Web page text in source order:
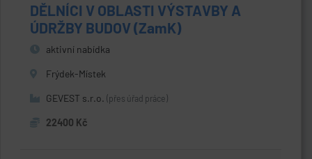
DĚLNÍCI V OBLASTI VÝSTAVBY A
ÚDRŽBY BUDOV (ZamK)
aktivní nabídka
Frýdek-Místek
GEVEST s.r.o. (přes úřad práce)
22400 Kč